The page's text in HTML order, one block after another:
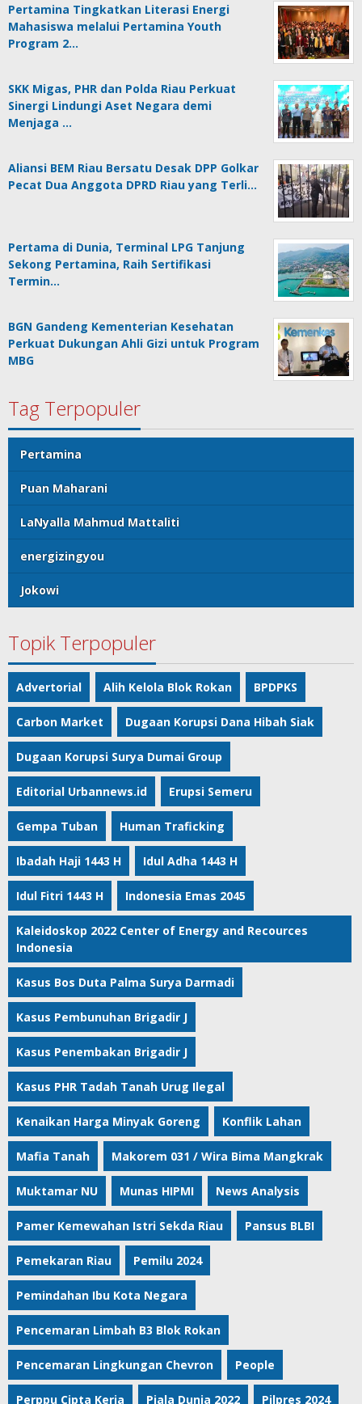
Pertamina Tingkatkan Literasi Energi
Mahasiswa melalui Pertamina Youth
Program 2…
SKK Migas, PHR dan Polda Riau Perkuat
Sinergi Lindungi Aset Negara demi
Menjaga …
Aliansi BEM Riau Bersatu Desak DPP Golkar
Pecat Dua Anggota DPRD Riau yang Terli…
Pertama di Dunia, Terminal LPG Tanjung
Sekong Pertamina, Raih Sertifikasi
Termin…
BGN Gandeng Kementerian Kesehatan
Perkuat Dukungan Ahli Gizi untuk Program
MBG
Tag Terpopuler
Pertamina
Puan Maharani
LaNyalla Mahmud Mattaliti
energizingyou
Jokowi
Topik Terpopuler
Advertorial Alih Kelola Blok Rokan BPDPKS
Carbon Market Dugaan Korupsi Dana Hibah Siak
Dugaan Korupsi Surya Dumai Group
Editorial Urbannews.id Erupsi Semeru
Gempa Tuban Human Traficking
Ibadah Haji 1443 H Idul Adha 1443 H
Idul Fitri 1443 H Indonesia Emas 2045
Kaleidoskop 2022 Center of Energy and Recources
Indonesia
Kasus Bos Duta Palma Surya Darmadi
Kasus Pembunuhan Brigadir J
Kasus Penembakan Brigadir J
Kasus PHR Tadah Tanah Urug Ilegal
Kenaikan Harga Minyak Goreng Konflik Lahan
Mafia Tanah Makorem 031 / Wira Bima Mangkrak
Muktamar NU Munas HIPMI News Analysis
Pamer Kemewahan Istri Sekda Riau Pansus BLBI
Pemekaran Riau Pemilu 2024
Pemindahan Ibu Kota Negara
Pencemaran Limbah B3 Blok Rokan
Pencemaran Lingkungan Chevron People
Perppu Cipta Kerja Piala Dunia 2022 Pilpres 2024